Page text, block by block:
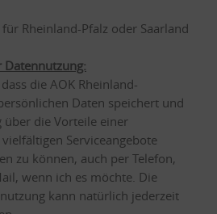
Rheinland-Pfalz oder Saarland
Datennutzung:
die AOK Rheinland-
Daten speichert und
die Vorteile einer
Serviceangebote
zu können, auch per Telefon,
wenn ich es möchte. Die
kann natürlich jederzeit